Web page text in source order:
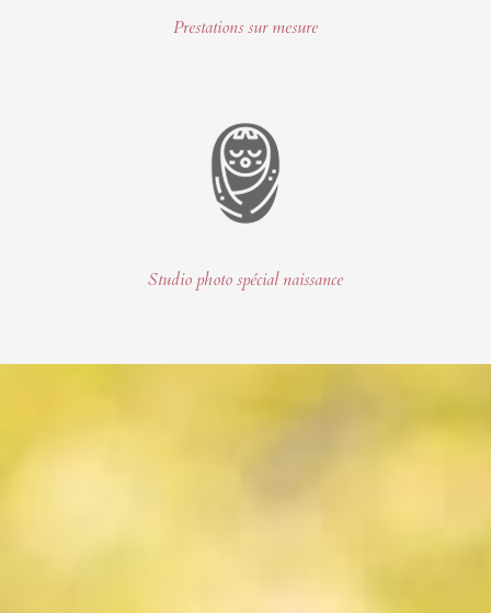
Prestations sur mesure
Studio photo spécial naissance